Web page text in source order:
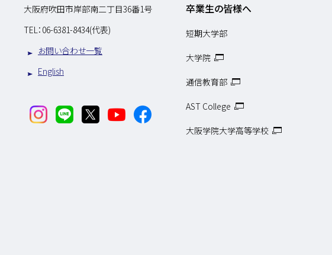
大阪府吹田市岸部南二丁目36番1号
TEL： 06-6381-8434(代表)
お問い合わせ一覧
English
卒業生の皆様へ
短期大学部
大学院
通信教育部
AST College
大阪学院大学高等学校